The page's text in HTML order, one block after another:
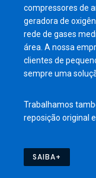
compressores de
geradora de
rede de gases
área. A nossa
clientes de
sempre uma
Trabalhamos
reposição original
SAIBA+